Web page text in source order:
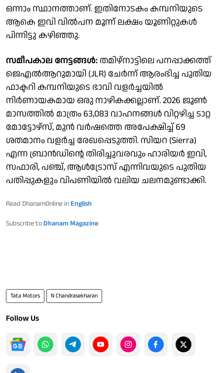
ഒന്നാം സ്ഥാനത്താണ്. ഇതിനോടകം കമ്പനിയുടെ
ആകെ ഇവി വിൽപന മൂന്ന് ലക്ഷം യൂണിറ്റുകൾ
പിന്നിട്ടു കഴിഞ്ഞു.
സമീപകാല നേട്ടങ്ങൾ: തമിഴ്‌നാട്ടിലെ പനപ്പാക്കത്ത്
ജെഎൽആറുമായി (JLR) ചേർന്ന് ആരംഭിച്ച പുതിയ
ഫാക്ടറി കമ്പനിയുടെ ഭാവി വളർച്ചയിൽ
നിർണായകമായ ഒരു നാഴികക്കല്ലാണ്. 2026 ജൂൺ
മാസത്തിൽ മാത്രം 63,083 വാഹനങ്ങൾ വിറ്റഴിച്ച ടാറ്റ
മോട്ടോഴ്‌സ്, മുൻ വർഷത്തെ അപേക്ഷിച്ച് 69
ശതമാനം വളർച്ച രേഖപ്പെടുത്തി. സിയറ (Sierra)
എന്ന ബ്രാൻഡിന്റെ തിരിച്ചുവരവും ഹാരിയർ ഇവി,
സഫാരി, പഞ്ച്, ആൾട്രോസ് എന്നിവയുടെ പുതിയ
പതിപ്പുകളും വിപണിയിൽ വലിയ ചലനമുണ്ടാക്കി.
Read DhanamOnline in English
Subscribe to Dhanam Magazine
Tata Motors N Chandrasekharan
Follow Us